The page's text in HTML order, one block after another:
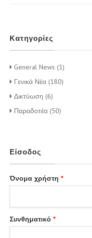
Κατηγορίες
General News (1)
Γενικά Νέα (180)
Δικτύωση (6)
Παραδοτέα (50)
Είσοδος
Όνομα χρήστη *
Συνθηματικό *